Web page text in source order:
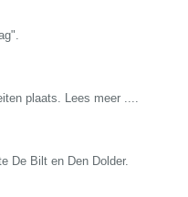
plaats. Lees meer ....
De Bilt en Den Dolder.